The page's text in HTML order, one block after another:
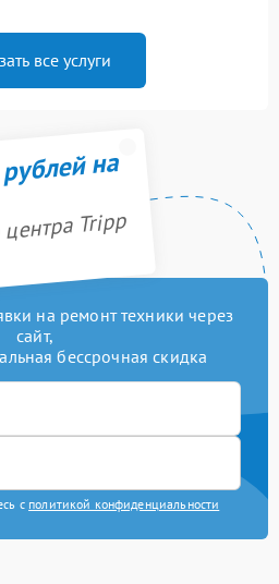
все услуги
на
Tripp
на ремонт техники через
сайт,
бессрочная скидка
с политикой конфиденциальности